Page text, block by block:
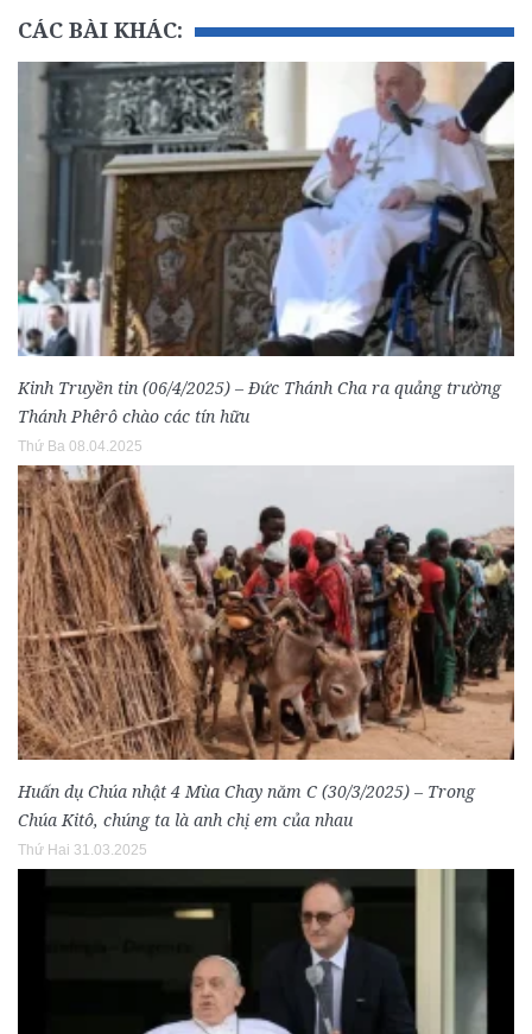
CÁC BÀI KHÁC:
Kinh Truyền tin (06/4/2025) – Đức Thánh Cha ra quảng trường
Thánh Phêrô chào các tín hữu
Thứ Ba 08.04.2025
Huấn dụ Chúa nhật 4 Mùa Chay năm C (30/3/2025) – Trong
Chúa Kitô, chúng ta là anh chị em của nhau
Thứ Hai 31.03.2025